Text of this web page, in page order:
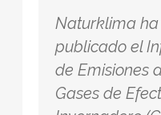
Naturklima ha
publicado el
de Emisiones
Gases de